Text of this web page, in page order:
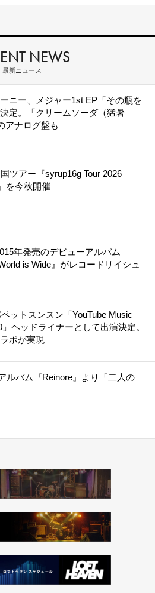
NEWS
最新ニュース
ニー、メジャー1st EP「その瓶を
定。「クリームソーダ（猛暑
アナログ盤も
ツアー『syrup16g Tour 2026
を今秋開催
年発売のデビューアルバム
is Wide』がレコードリイシュ
ットスンスン「YouTube Music
ヘッドライナーとして出演決定。
ボが実現
ルバム『Reinore』より「二人の